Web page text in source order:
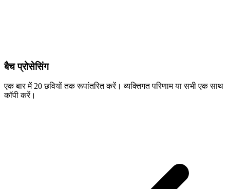
बैच प्रोसेसिंग
एक बार में 20 छवियों तक रूपांतरित करें। व्यक्तिगत परिणाम या सभी एक साथ
कॉपी करें।